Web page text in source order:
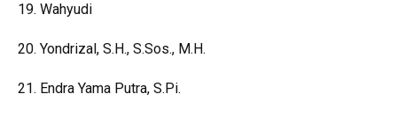
19. Wahyudi
20. Yondrizal, S.H., S.Sos., M.H.
21. Endra Yama Putra, S.Pi.